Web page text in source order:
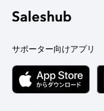
サポーター向けアプリ